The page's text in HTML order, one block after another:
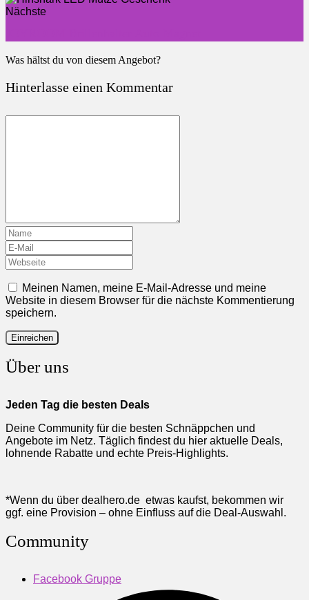
Nächste
Was hältst du von diesem Angebot?
Hinterlasse einen Kommentar
Meinen Namen, meine E-Mail-Adresse und meine
Website in diesem Browser für die nächste Kommentierung
speichern.
Über uns
Jeden Tag die besten Deals
Deine Community für die besten Schnäppchen und
Angebote im Netz. Täglich findest du hier aktuelle Deals,
lohnende Rabatte und echte Preis-Highlights.
*Wenn du über dealhero.de etwas kaufst, bekommen wir
ggf. eine Provision – ohne Einfluss auf die Deal-Auswahl.
Community
Facebook Gruppe